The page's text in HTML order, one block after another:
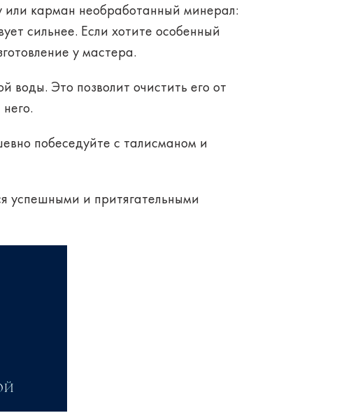
или карман необработанный минерал:
сильнее. Если хотите особенный
у мастера.
воды. Это позволит очистить его от
побеседуйте с талисманом и
успешными и притягательными